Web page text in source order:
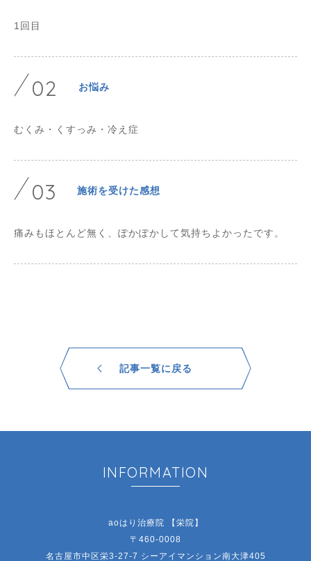
1回目
02 お悩み
むくみ・くすっみ・冷え症
03 施術を受けた感想
痛みもほとんど無く、ぽかぽかして気持ちよかったです。
記事一覧に戻る
INFORMATION
aoはり治療院 【栄院】
〒460-0008
名古屋市中区栄3-27-7 シーアイマンション南大津405